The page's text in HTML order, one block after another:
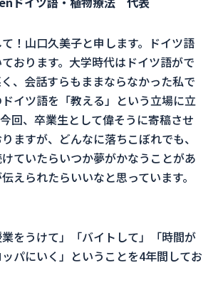
！山口久美子と申します。ドイツ語
おります。大学時代はドイツ語がで
、会話すらもままならなかった私で
イツ語を「教える」という立場に立
回、卒業生として偉そうに寄稿させ
ますが、どんなに落ちこぼれでも、
ていたらいつか夢がかなうことがあ
えられたらいいなと思っています。
をうけて」「バイトして」「時間が
パにいく」ということを4年間してお